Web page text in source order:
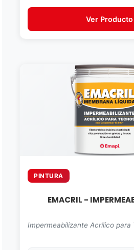
Ver Producto
PINTURA
EMACRIL -
Impermeabilizante Acrílico para